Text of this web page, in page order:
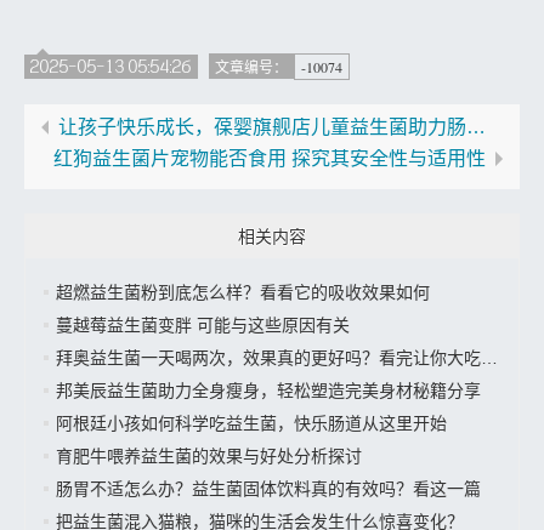
2025-05-13 05:54:26 文章编号： -10074
让孩子快乐成长，葆婴旗舰店儿童益生菌助力肠道守护
红狗益生菌片宠物能否食用 探究其安全性与适用性
相关内容
超燃益生菌粉到底怎么样？看看它的吸收效果如何
蔓越莓益生菌变胖 可能与这些原因有关
拜奥益生菌一天喝两次，效果真的更好吗？看完让你大吃一惊
邦美辰益生菌助力全身瘦身，轻松塑造完美身材秘籍分享
阿根廷小孩如何科学吃益生菌，快乐肠道从这里开始
育肥牛喂养益生菌的效果与好处分析探讨
肠胃不适怎么办？益生菌固体饮料真的有效吗？看这一篇
把益生菌混入猫粮，猫咪的生活会发生什么惊喜变化？